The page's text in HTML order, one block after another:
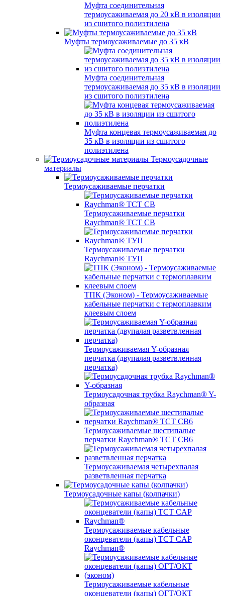
Муфта соединительная
термоусаживаемая до 20 кВ в изоляции
из сшитого полиэтилена
Муфты термоусаживаемые до 35 кВ
Муфта соединительная
термоусаживаемая до 35 кВ в изоляции
из сшитого полиэтилена
Муфта концевая термоусаживаемая до
35 кВ в изоляции из сшитого
полиэтилена
Термоусадочные
материалы
Термоусаживаемые перчатки
Термоусаживаемые перчатки
Raychman® TCT CB
Термоусаживаемые перчатки
Raychman® ТУП
ТПК (Эконом) - Термоусаживаемые
кабельные перчатки с термоплавким
клеевым слоем
Термоусаживаемая Y-образная
перчатка (двупалая разветвленная
перчатка)
Термоусадочная трубка Raychman® Y-
образная
Термоусаживаемые шестипалые
перчатки Raychman® ТСТ СВ6
Термоусаживаемая четырехпалая
разветвленная перчатка
Термоусадочные капы (колпачки)
Термоусаживаемые кабельные
оконцеватели (капы) ТCT CAP
Raychman®
Термоусаживаемые кабельные
оконцеватели (капы) ОГТ/ОКТ